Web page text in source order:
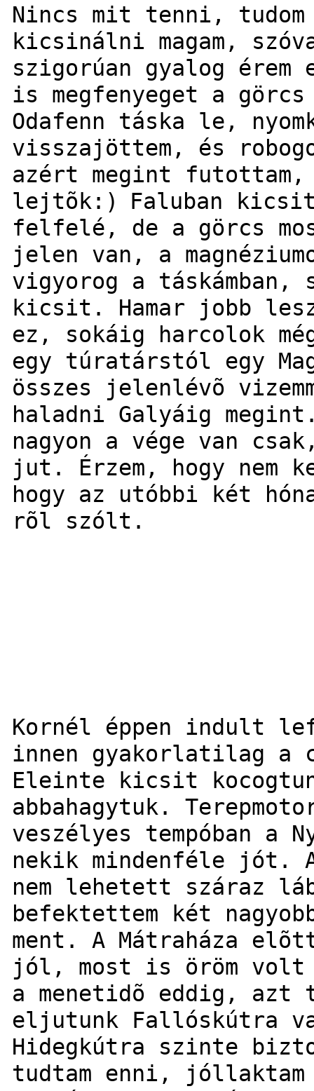
Nincs mit tenni, tudom
kicsinálni magam,
szigorúan gyalog
is megfenyeget a
Odafenn táska le,
visszajöttem, és
azért megint futottam,
lejtõk:)
Faluban
felfelé, de a görcs
jelen van, a
vigyorog a
kicsit. Hamar jobb
ez, sokáig harcolok
egy túratárstól egy
összes jelenlévõ
haladni Galyáig
nagyon a vége van
jut. Érzem, hogy nem
hogy az utóbbi két
rõl szólt.
Kornél éppen indult
innen gyakorlatilag a
Eleinte kicsit
abbahagytuk.
veszélyes tempóban a
nekik mindenféle jót.
nem lehetett száraz
befektettem két
ment. A Mátraháza
jól, most is öröm
a menetidõ eddig, azt
eljutunk Fallóskútra
Hidegkútra szinte
tudtam enni,